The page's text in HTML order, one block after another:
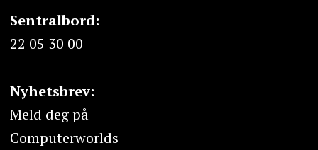
Sentralbord:
22 05 30 00
Nyhetsbrev:
Meld deg på
Computerworlds